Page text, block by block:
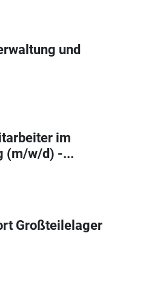
und
im
(m/w/d) -...
Großteilelager